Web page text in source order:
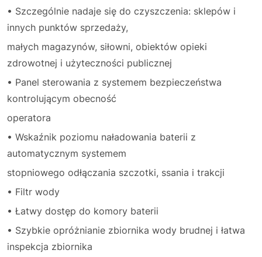
• Szczególnie nadaje się do czyszczenia: sklepów i
innych punktów sprzedaży,
małych magazynów, siłowni, obiektów opieki
zdrowotnej i użyteczności publicznej
• Panel sterowania z systemem bezpieczeństwa
kontrolującym obecność
operatora
• Wskaźnik poziomu naładowania baterii z
automatycznym systemem
stopniowego odłączania szczotki, ssania i trakcji
• Filtr wody
• Łatwy dostęp do komory baterii
• Szybkie opróżnianie zbiornika wody brudnej i łatwa
inspekcja zbiornika